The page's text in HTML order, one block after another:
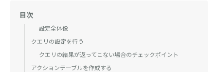
目次
設定全体像
クエリの設定を行う
クエリの結果が返ってこない場合のチェックポイント
アクションテーブルを作成する